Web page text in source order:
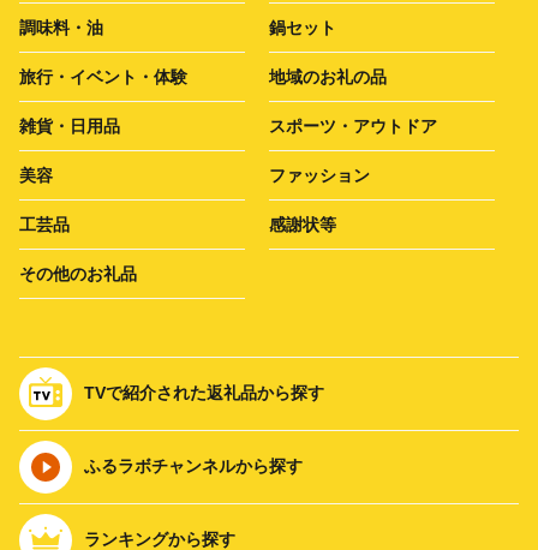
調味料・油 鍋セット
旅行・イベント・体験 地域のお礼の品
雑貨・日用品 スポーツ・アウトドア
美容 ファッション
工芸品 感謝状等
その他のお礼品
TVで紹介された返礼品から探す
ふるラボチャンネルから探す
ランキングから探す